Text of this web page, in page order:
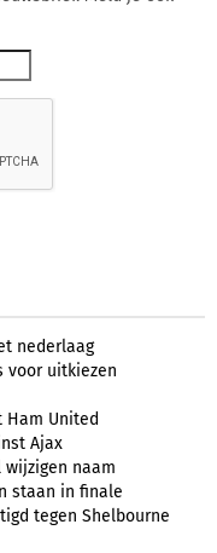
nederlaag
voor uitkiezen
United
Ajax
wijzigen naam
staan in finale
tegen Shelbourne